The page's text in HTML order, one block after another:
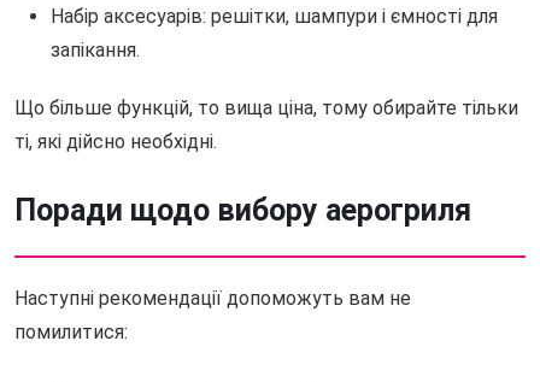
Набір аксесуарів: решітки, шампури і ємності для
запікання.
Що більше функцій, то вища ціна, тому обирайте тільки
ті, які дійсно необхідні.
Поради щодо вибору аерогриля
Наступні рекомендації допоможуть вам не
помилитися: